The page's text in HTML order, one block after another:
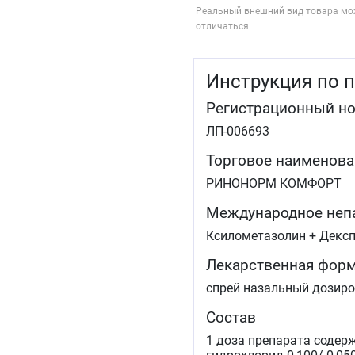
Реальный внешний вид товара
отличаться
Инструкция по
Регистрационный
ЛП-006693
Торговое
РИНОНОРМ КОМФОРТ
Международное
Ксилометазолин +
Лекарственная
спрей назальный
Состав
1 доза препарата